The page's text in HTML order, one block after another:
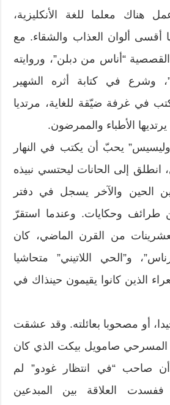
هناك معلما للغة الأنكليزية،
أقسى ألوان العذاب والشقاء. مع
“أناس من دبلن”، وروايته
وشرع في كتابة أثره الشهير
في غرفة ضيّقة للغاية، مرتديا
الأطباء والممرضون.
يحبّ أن يكتب في النهار
انطلق إلى الحانات ليحتسي نبيذه
الحين والآخر يسجل في دفتر
وحكايات. وعندما استقرّ
من القرن الماضي، كان
و”الحي اللاتيني” متحاشيا
الذين كانوا يقيمون حينذاك في
أو مصحوبا بعائلته. وقد عشقت
المسرحي صامويل بيكت الذي كان
أن صاحب “في انتظار غودو” لم
العلاقة بين المبدعين